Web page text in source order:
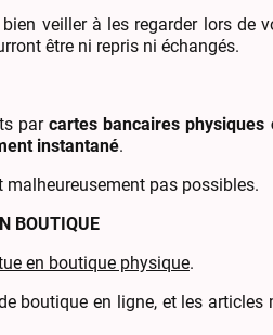
veiller à les regarder lors de
être ni repris ni échangés.
parcartes bancaires
instantané.
pas possibles.
BOUTIQUE
en boutique physique.
boutique en ligne, et les